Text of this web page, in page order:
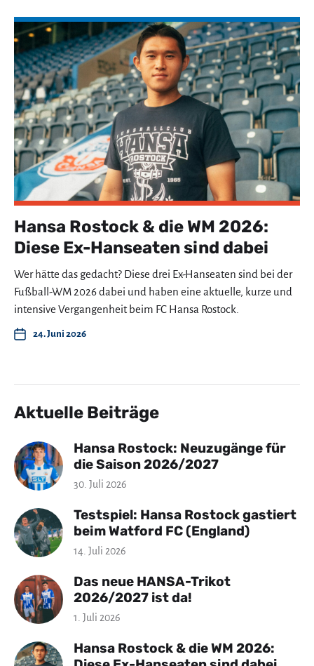
Hansa Rostock & die WM 2026:
Diese Ex-Hanseaten sind dabei
Wer hätte das gedacht? Diese drei Ex-Hanseaten sind bei der
Fußball-WM 2026 dabei und haben eine aktuelle, kurze und
intensive Vergangenheit beim FC Hansa Rostock.
24. Juni 2026
Aktuelle Beiträge
Hansa Rostock: Neuzugänge für
die Saison 2026/2027
30. Juli 2026
Testspiel: Hansa Rostock gastiert
beim Watford FC (England)
14. Juli 2026
Das neue HANSA-Trikot
2026/2027 ist da!
1. Juli 2026
Hansa Rostock & die WM 2026: